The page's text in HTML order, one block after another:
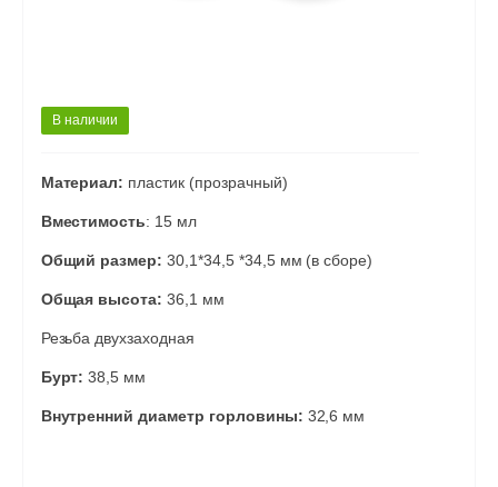
В наличии
Материал: пластик (прозрачный)
Вместимость: 15 мл
Общий размер:30,1*34,5 *34,5 мм (в сборе)
Общая высота: 36,1 мм
Резьба двухзаходная
Бурт: 38,5 мм
Внутренний диаметр горловины: 32,6 мм